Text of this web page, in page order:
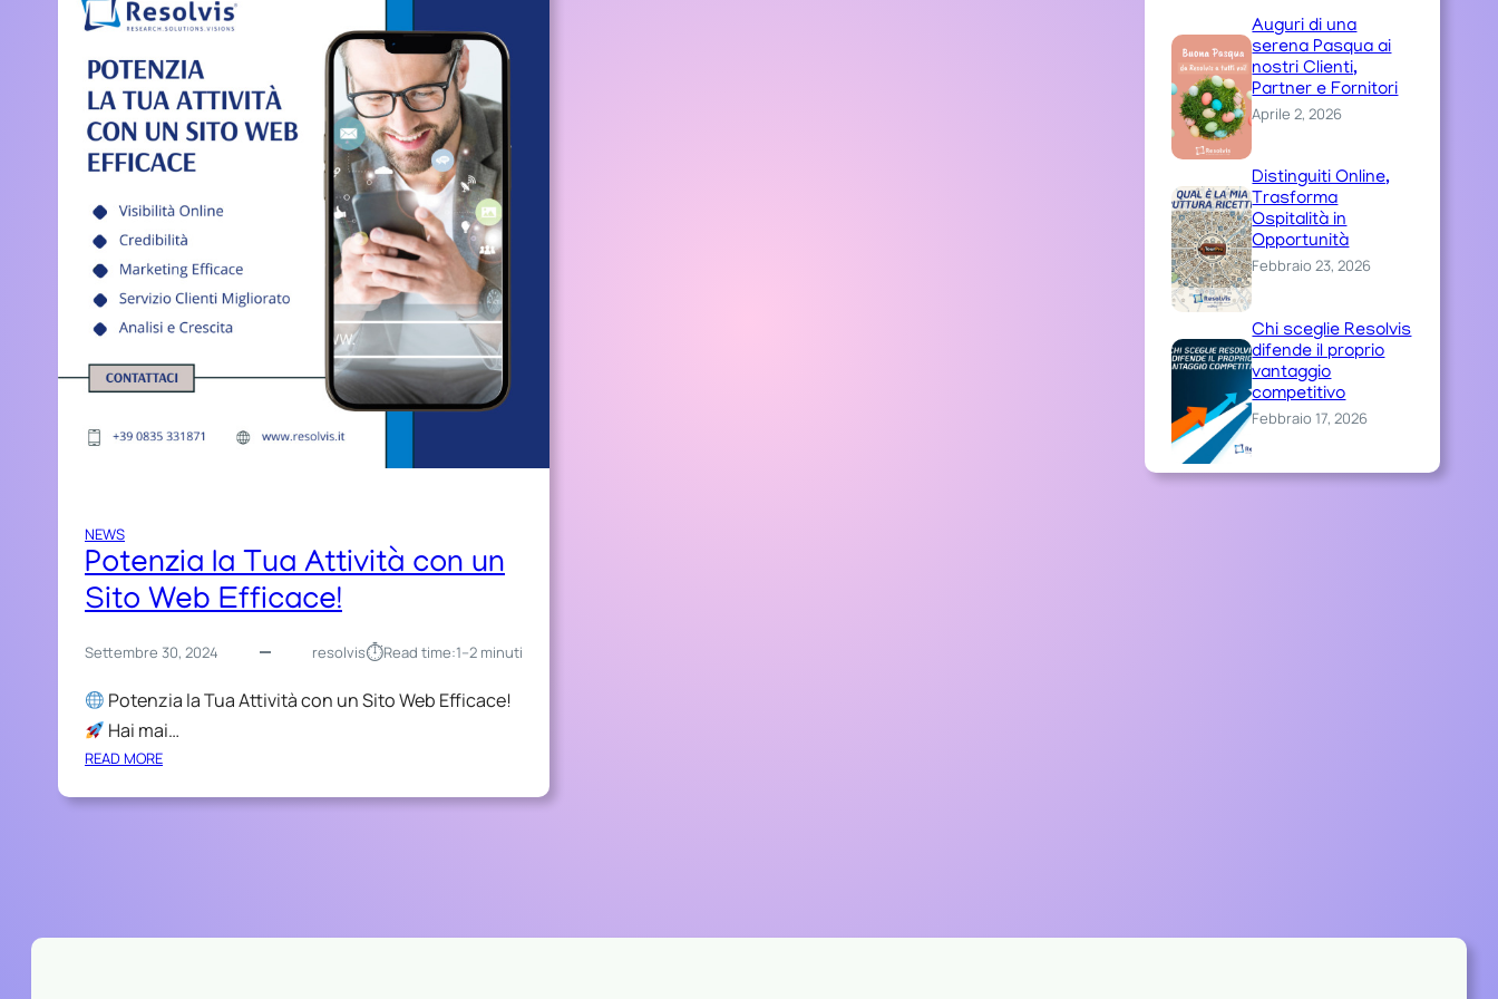
NEWS
Potenzia la Tua Attività con un
Sito Web Efficace!
Settembre 30, 2024 resolvis⏱︎Read time:1–2 minuti
Potenzia la Tua Attività con un Sito Web Efficace!
Hai mai…
READ MORE:
O
Auguri di una
serena Pasqua ai
nostri Clienti,
Partner e Fornitori
Aprile 2, 2026
Distinguiti Online,
Trasforma
Ospitalità in
Opportunità
Febbraio 23, 2026
Chi sceglie Resolvis
difende il proprio
vantaggio
competitivo
Febbraio 17, 2026